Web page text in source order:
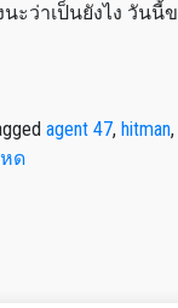
นะว่าเป็นยังไง วัน
agent 47, hitman,
ด